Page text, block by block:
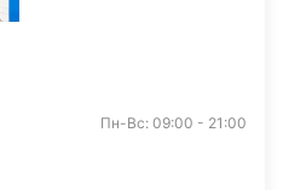
Пн-Вс: 09:00 - 21:00